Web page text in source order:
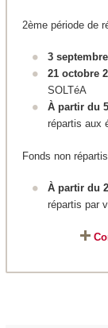
2ème période de
3
21 octobre
SOLTéA
À partir du
répartis aux
Fonds non répartis
À partir du
répartis par